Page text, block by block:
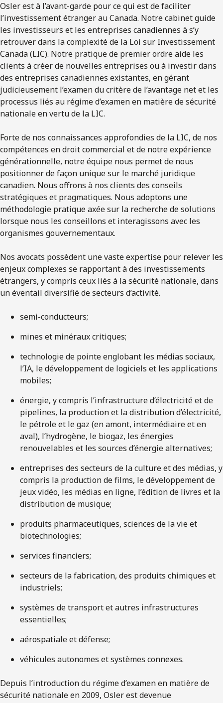
Osler est à l’avant-garde pour ce qui est de faciliter
l’investissement étranger au Canada. Notre cabinet guide
les investisseurs et les entreprises canadiennes à s’y
retrouver dans la complexité de la Loi sur Investissement
Canada (LIC). Notre pratique de premier ordre aide les
clients à créer de nouvelles entreprises ou à investir dans
des entreprises canadiennes existantes, en gérant
judicieusement l’examen du critère de l’avantage net et les
processus liés au régime d’examen en matière de sécurité
nationale en vertu de la LIC.
Forte de nos connaissances approfondies de la LIC, de nos
compétences en droit commercial et de notre expérience
générationnelle, notre équipe nous permet de nous
positionner de façon unique sur le marché juridique
canadien. Nous offrons à nos clients des conseils
stratégiques et pragmatiques. Nous adoptons une
méthodologie pratique axée sur la recherche de solutions
lorsque nous les conseillons et interagissons avec les
organismes gouvernementaux.
Nos avocats possèdent une vaste expertise pour relever les
enjeux complexes se rapportant à des investissements
étrangers, y compris ceux liés à la sécurité nationale, dans
un éventail diversifié de secteurs d’activité.
semi-conducteurs;
mines et minéraux critiques;
technologie de pointe englobant les médias sociaux,
l’IA, le développement de logiciels et les applications
mobiles;
énergie, y compris l’infrastructure d’électricité et de
pipelines, la production et la distribution d’électricité,
le pétrole et le gaz (en amont, intermédiaire et en
aval), l’hydrogène, le biogaz, les énergies
renouvelables et les sources d’énergie alternatives;
entreprises des secteurs de la culture et des médias, y
compris la production de films, le développement de
jeux vidéo, les médias en ligne, l’édition de livres et la
distribution de musique;
produits pharmaceutiques, sciences de la vie et
biotechnologies;
services financiers;
secteurs de la fabrication, des produits chimiques et
industriels;
systèmes de transport et autres infrastructures
essentielles;
aérospatiale et défense;
véhicules autonomes et systèmes connexes.
Depuis l’introduction du régime d’examen en matière de
sécurité nationale en 2009, Osler est devenue